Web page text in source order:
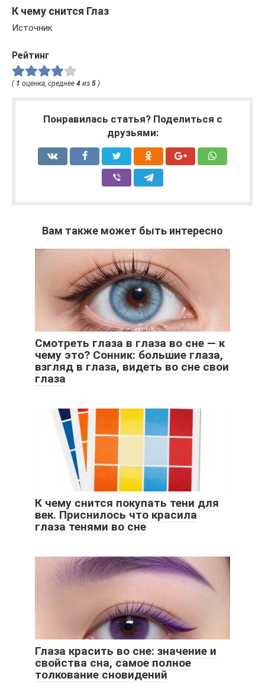
К чему снится Глаз
Источник
Рейтинг
( 1 оценка, среднее 4 из 5 )
Понравилась статья? Поделиться с
друзьями:
Вам также может быть интересно
Смотреть глаза в глаза во сне — к
чему это? Сонник: большие глаза,
взгляд в глаза, видеть во сне свои
глаза
К чему снится покупать тени для
век. Приснилось что красила
глаза тенями во сне
Глаза красить во сне: значение и
свойства сна, самое полное
толкование сновидений